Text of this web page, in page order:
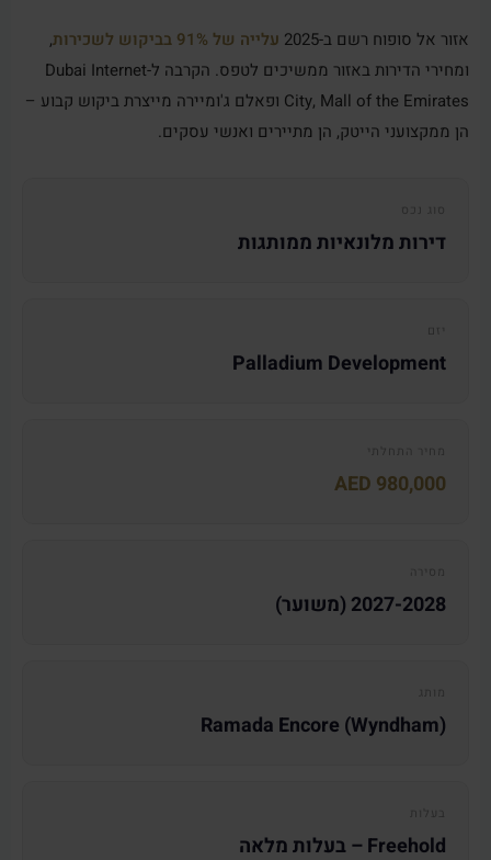
אזור אל סופוח רשם ב-2025 עלייה של 91% בביקוש לשכירות
,
ומחירי הדירות באזור ממשיכים לטפס. הקרבה ל-Dubai Internet
City, Mall of the Emirates ופאלם ג'ומיירה מייצרת ביקוש קבוע –
הן ממקצועני הייטק, הן מתיירים ואנשי עסקים.
סוג נכס
דירות מלונאיות ממותגות
יזם
Palladium Development
מחיר התחלתי
AED 980,000
מסירה
2027-2028 (משוער)
מותג
Ramada Encore (Wyndham)
בעלות
Freehold – בעלות מלאה